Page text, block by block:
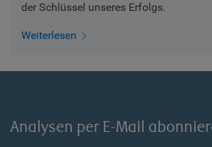
der Schlüssel unseres Erfolgs.
Weiterlesen
Analysen per E-Mail